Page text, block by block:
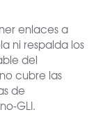
enlaces a
ni respalda los
del
cubre las
de
GLI.